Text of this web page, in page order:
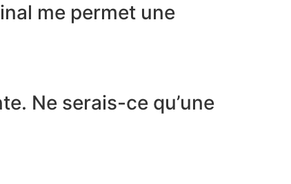
me permet une
Ne serais-ce qu’une